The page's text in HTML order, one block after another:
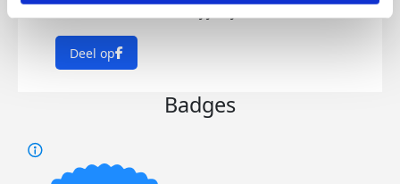
Strava/Facebook. Wil jij mij steunen?
Deel op
Badges